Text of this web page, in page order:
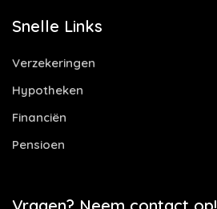
Snelle Links
Verzekeringen
Hypotheken
Financiën
Pensioen